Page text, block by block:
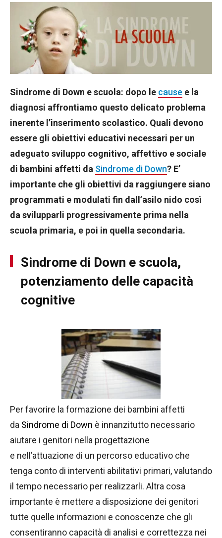
Sindrome di Down e scuola: dopo le cause e la
diagnosi affrontiamo questo delicato problema
inerente l’inserimento scolastico. Quali devono
essere gli obiettivi educativi necessari per un
adeguato sviluppo cognitivo, affettivo e sociale
di bambini affetti da Sindrome di Down? E’
importante che gli obiettivi da raggiungere siano
programmati e modulati fin dall’asilo nido così
da svilupparli progressivamente prima nella
scuola primaria, e poi in quella secondaria.
Sindrome di Down e scuola,
potenziamento delle capacità
cognitive
Per favorire la formazione dei bambini affetti
da Sindrome di Down è innanzitutto necessario
aiutare i genitori nella progettazione
e nell’attuazione di un percorso educativo che
tenga conto di interventi abilitativi primari, valutando
il tempo necessario per realizzarli. Altra cosa
importante è mettere a disposizione dei genitori
tutte quelle informazioni e conoscenze che gli
consentiranno capacità di analisi e correttezza nei